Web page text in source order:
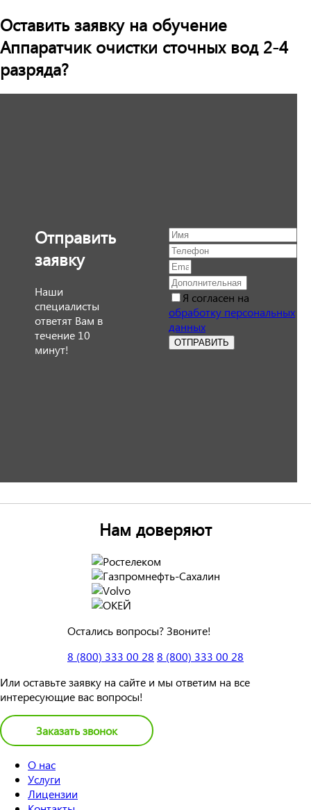
Оставить заявку на обучение
Аппаратчик очистки сточных вод 2-4
разряда?
Отправить
заявку
Наши
специалисты
ответят Вам в
течение 10
минут!
Я согласен на
обработку персональных
данных
ОТПРАВИТЬ
Нам доверяют
Остались вопросы? Звоните!
8 (800) 333 00 28 8 (800) 333 00 28
Или оставьте заявку на сайте и мы ответим на все
интересующие вас вопросы!
Заказать звонок
О нас
Услуги
Лицензии